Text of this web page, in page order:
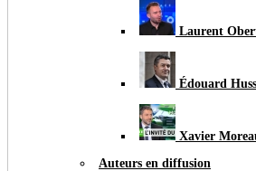
Laurent
Édouard
Xavier
Auteurs en diffusion